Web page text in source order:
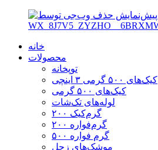
خانه
محصولات
توپخانه
کیک‌های ۵۰۰ گرمی ۳ اینچی
کیک‌های ۵۰۰ گرمی
لوله‌های تک‌شات
۲۰۰ گرم‌کیک
۲۰۰ گرم‌فواره
۵۰۰ گرم فواره
موشک‌های زحل